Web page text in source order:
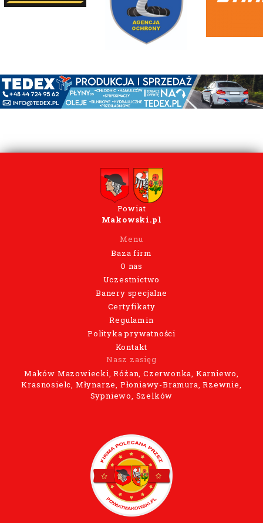
Powiat
Makowski.pl
Menu
Baza firm
O nas
Uczestnictwo
Banery specjalne
Certyfikaty
Regulamin
Polityka prywatności
Kontakt
Nasz zasięg
Maków Mazowiecki, Różan, Czerwonka, Karniewo,
Krasnosielc, Młynarze, Płoniawy-Bramura, Rzewnie,
Sypniewo, Szelków